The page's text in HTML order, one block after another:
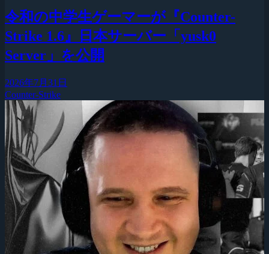
令和の中学生ゲーマーが『Counter-
Strike 1.6』日本サーバー「yusk0
Server」を公開
2026年7月31日
Counter-Strike